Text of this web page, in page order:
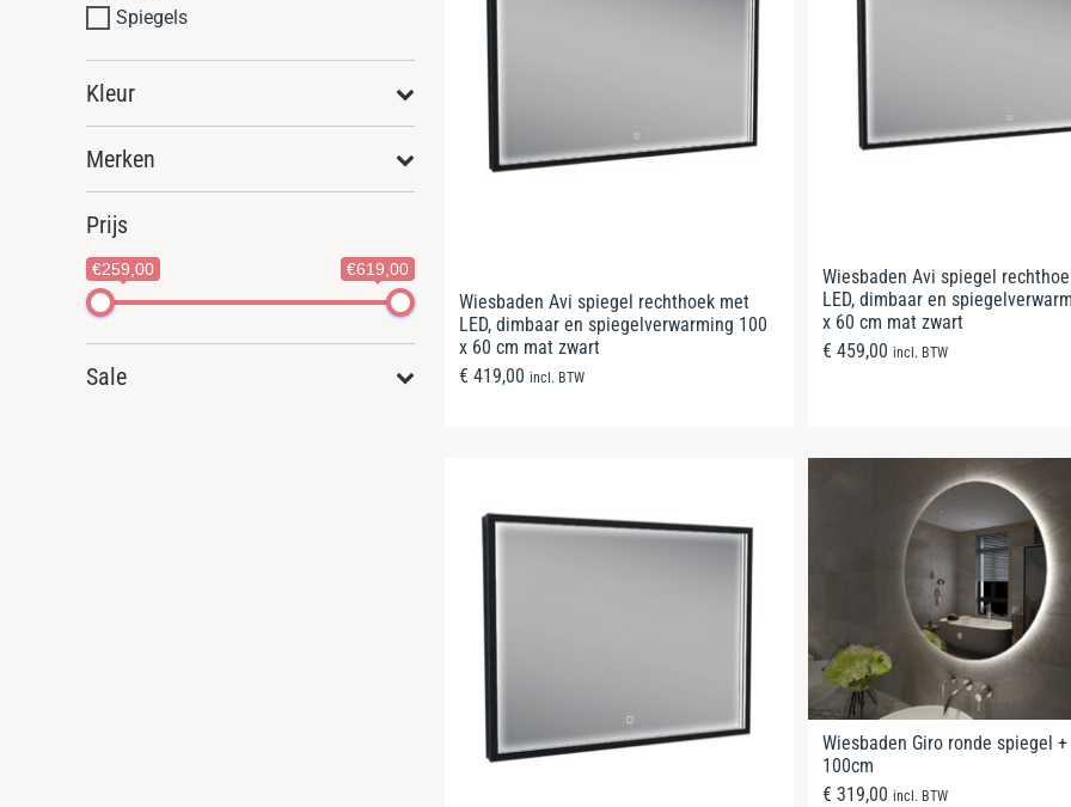
Spiegels
Kleur
Merken
Prijs
€259,00 €619,00
Sale
Wiesbaden Avi spiegel rechthoek met
LED, dimbaar en spiegelverwarming 100
x 60 cm mat zwart
€ 419,00 incl. BTW
Wiesbaden Avi spiegel
LED, dimbaar en
x 60 cm mat zwart
€ 459,00 incl. BTW
Wiesbaden Giro ronde spiegel
100cm
€ 319,00 incl. BTW